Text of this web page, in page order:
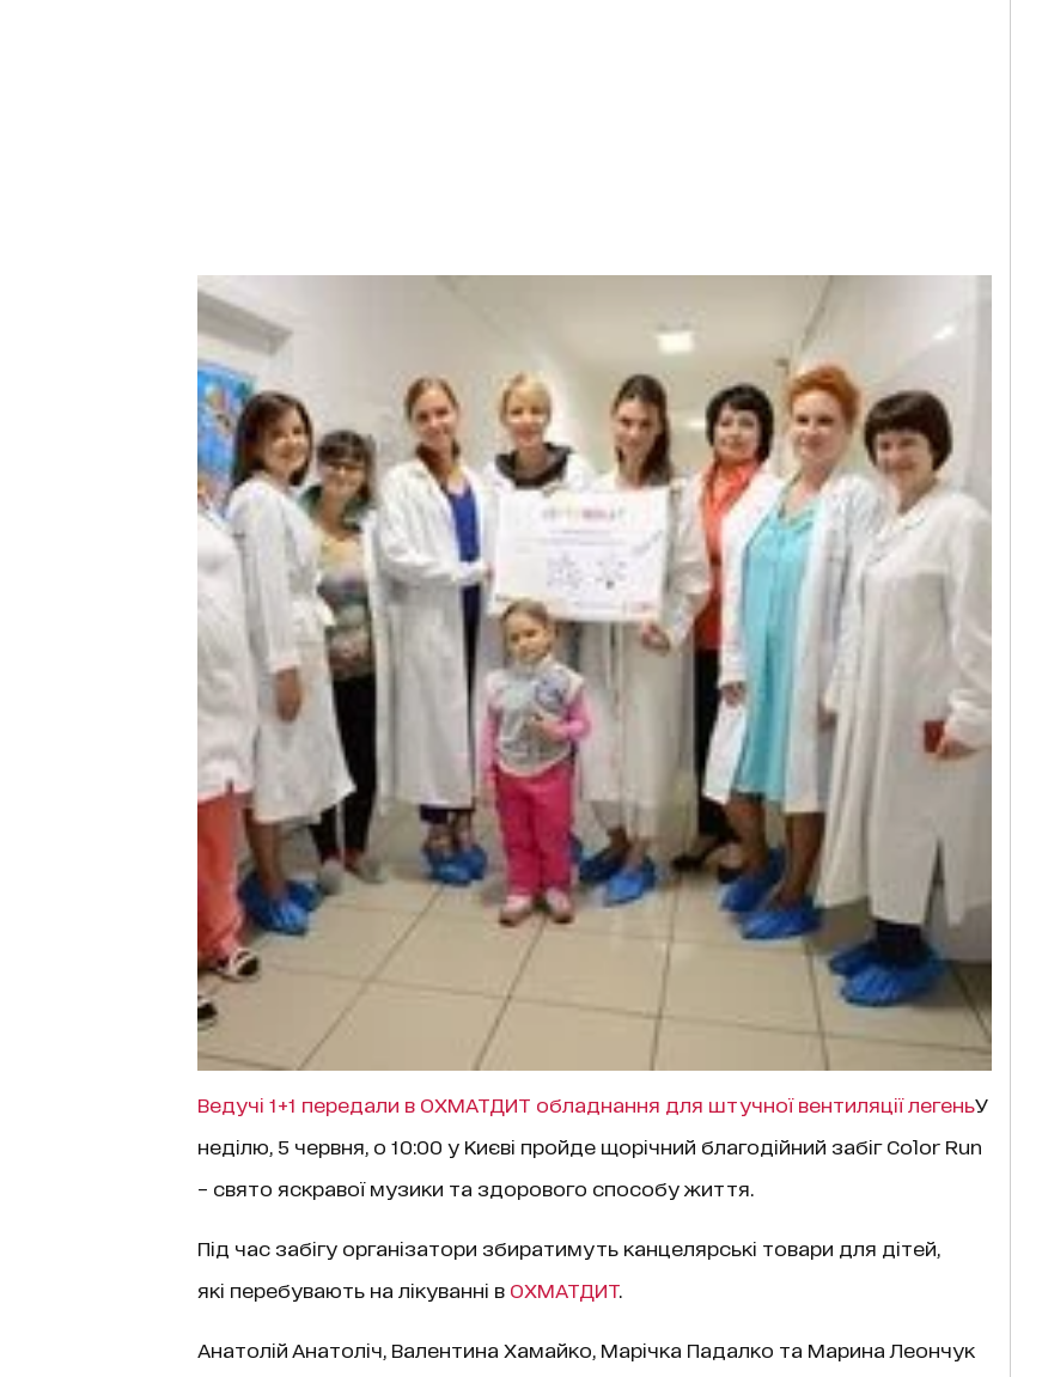
Ведучі 1+1 передали в ОХМАТДИТ обладнання для штучної вентиляції легеньУ
неділю, 5 червня, о 10:00 у Києві пройде щорічний благодійний забіг Color Run
– свято яскравої музики та здорового способу життя.
Під час забігу організатори збиратимуть канцелярські товари для дітей,
які перебувають на лікуванні в ОХМАТДИТ.
Анатолій Анатоліч, Валентина Хамайко, Марічка Падалко та Марина Леончук